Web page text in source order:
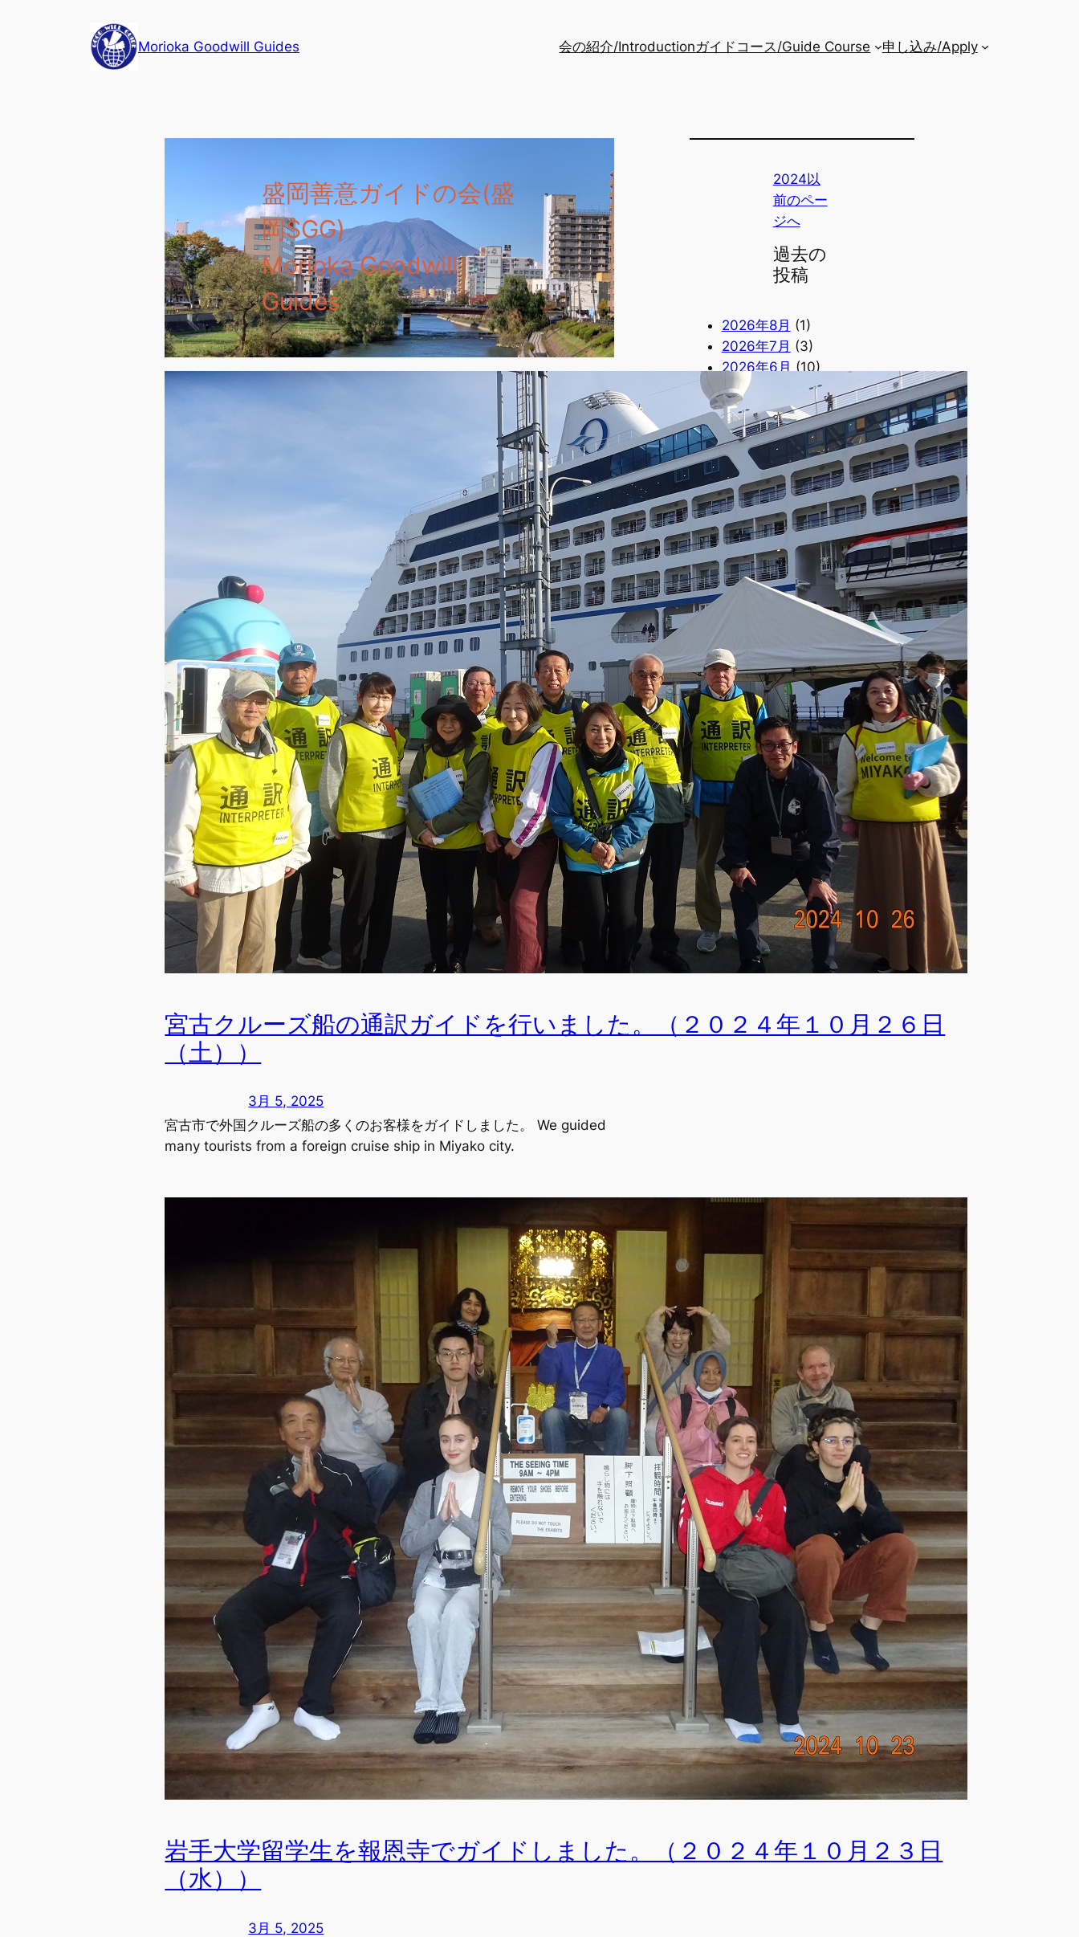
Morioka Goodwill Guides 会の紹介/Introductionガイドコース/Guide Course 申し込み/Apply
盛岡善意ガイドの会(盛
岡SGG)
Morioka Goodwill
Guides
宮古クルーズ船の通訳ガイドを行いました。（２０２４年１０月２６日
（土））
3月 5, 2025
宮古市で外国クルーズ船の多くのお客様をガイドしました。 We guided
many tourists from a foreign cruise ship in Miyako city.
岩手大学留学生を報恩寺でガイドしました。（２０２４年１０月２３日
（水））
3月 5, 2025
2024以
前のペー
ジへ
過去の
投稿
2026年8月 (1)
2026年7月 (3)
2026年6月(10)
2026年5月
(1)
2026年4月(1)
2026年3月(1)
2026年2月
(3)
2026年1月 (3)
2025年12月(6)
2025年11月(3)
2025年10月(12)
2025年9月 (3)
2025年8月 (3)
2025年7月(9)
2025年4月(10)
2025年3月(15)
2025年2月(6)
2024年10月(4)
2024年9月(4)
2024年8月(2)
サイト内検索
検
索
検索